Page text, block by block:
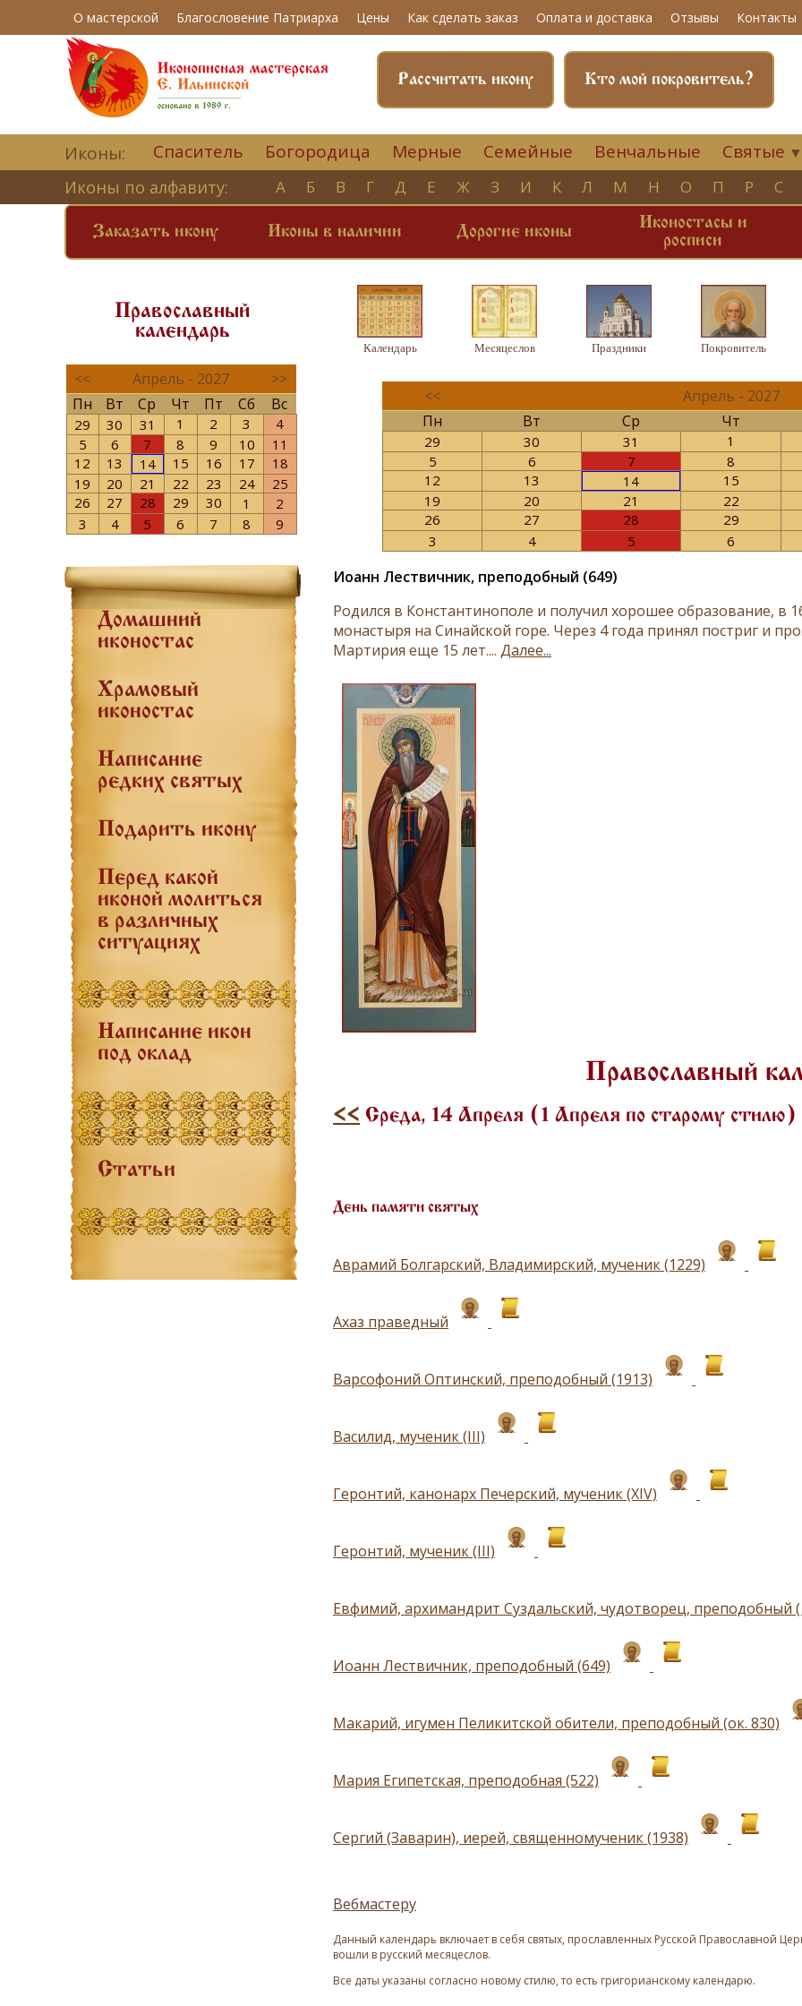
О мастерской Благословение Патриарха Цены Как сделать заказ Оплата и доставка Отзывы Контакты
Кто мой покровитель?
Рассчитать икону
Иконы: Спаситель Богородица Мерные Семейные Венчальные Святые ▼
Иконы по алфавиту: А Б В Г Д Е Ж З И К Л М Н О П Р С
Заказать икону Иконы в наличии Дорогие иконы
Иконостасы и
росписи
Православный
календарь
<< Апрель - 2027
>>
Пн
Вт Ср Чт Пт Сб Вс
29 30 31 1 2 3
4
5
6 7 8 9 10
11
12
13 14 15 16 17
18
19
20 21 22 23 24
25
26
27 28 29 30 1
2
3
4 5 6 7 8 9
Домашний
иконостас
Храмовый
иконостас
Написание
редких святых
Подарить икону
Перед какой
иконой молиться
в различных
ситуациях
Написание икон
под оклад
Статьи
Календарь Месяцеслов Праздники Покровитель
<< Апрель - 2027
Пн
Вт Ср Чт
29 30 31 1
5
6 7 8
12
13 14 15
19
20 21 22
26
27 28 29
3
4 5 6
Иоанн Лествичник, преподобный (649)
Родился в Константинополе и получил хорошее образование, в
монастыря на Синайской горе. Через 4 года принял постриг и
Мартирия еще 15 лет.... Далее...
Православный
<< Среда, 14 Апреля (1 Апреля по старому стилю)
День памяти святых
Аврамий Болгарский, Владимирский, мученик (1229)
Ахаз праведный
Варсофоний Оптинский, преподобный (1913)
Василид, мученик (III)
Геронтий, канонарх Печерский, мученик (XIV)
Геронтий, мученик (III)
Евфимий, архимандрит Суздальский, чудотворец, преподобный
Иоанн Лествичник, преподобный (649)
Макарий, игумен Пеликитской обители, преподобный (ок. 830)
Мария Египетская, преподобная (522)
Сергий (Заварин), иерей, священномученик (1938)
Вебмастеру
Данный календарь включает в себя святых, прославленных Русской Православной
вошли в русский месяцеслов.
Все даты указаны согласно новому стилю, то есть григорианскому календарю.